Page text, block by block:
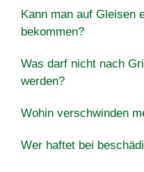
Kann man auf Gleisen
bekommen?
Was darf nicht nach
werden?
Wohin verschwinden
Wer haftet bei